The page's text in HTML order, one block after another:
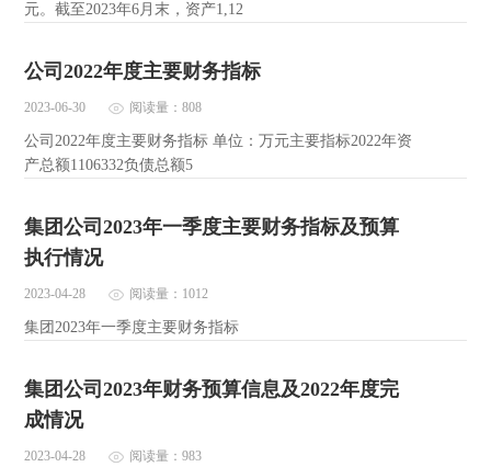
元。截至2023年6月末，资产1,12
公司2022年度主要财务指标
2023-06-30 阅读量：808
公司2022年度主要财务指标 单位：万元主要指标2022年资
产总额1106332负债总额5
集团公司2023年一季度主要财务指标及预算
执行情况
2023-04-28 阅读量：1012
集团2023年一季度主要财务指标
集团公司2023年财务预算信息及2022年度完
成情况
2023-04-28 阅读量：983